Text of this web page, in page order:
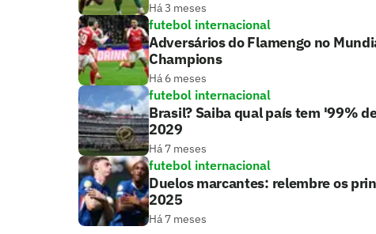
Há 3 meses
futebol internacional
Adversários do Flamengo no
Champions
Há 6 meses
futebol internacional
Brasil? Saiba qual país tem '99%
2029
Há 7 meses
futebol internacional
Duelos marcantes: relembre os
2025
Há 7 meses